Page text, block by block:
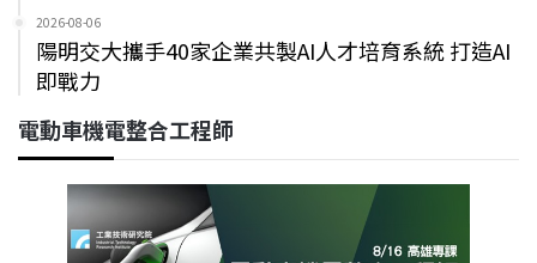
2026-08-06
陽明交大攜手40家企業共製AI人才培育系統 打造AI
即戰力
電動車機電整合工程師